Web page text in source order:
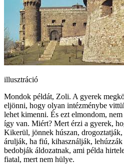
illusztráció
Mondok példát, Zoli. A gyerek
eljönni, hogy olyan intézménybe
lehet kimenni. És ezt elmondom,
így van. Miért? Mert érzi a gyerek,
Kikerül, jönnek húszan,
árulják, ha fiú, kihasználják,
bedobják áldozatnak, ami példa
fiatal, mert nem hülye.